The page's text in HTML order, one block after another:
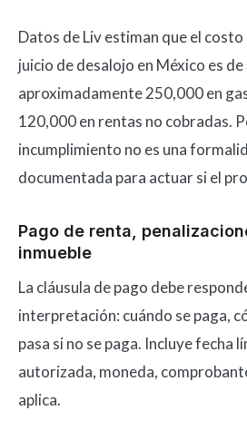
Datos de Liv estiman que el
juicio de desalojo en México es
aproximadamente 250,000 en
120,000 en rentas no cobradas.
incumplimiento no es una
documentada para actuar si el
Pago de renta,
inmueble
La cláusula de pago debe
interpretación: cuándo se paga,
pasa si no se paga. Incluye fecha
autorizada, moneda,
aplica.